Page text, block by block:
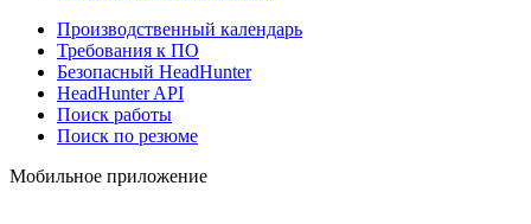
Производственный календарь
Требования к ПО
Безопасный HeadHunter
HeadHunter API
Поиск работы
Поиск по резюме
Мобильное приложение